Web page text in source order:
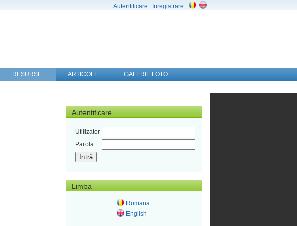
Autentificare Inregistrare
RESURSE ARTICOLE
GALERIE FOTO
Autentificare
Utilizator
Parola
Limba
Romana
English